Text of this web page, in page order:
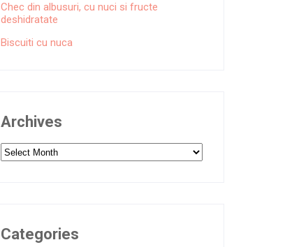
Chec din albusuri, cu nuci si fructe
deshidratate
Biscuiti cu nuca
Archives
Archives
Categories